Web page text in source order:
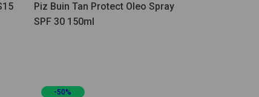
Piz Buin Tan Protect Oleo Spray
SPF 30 150ml
-50%